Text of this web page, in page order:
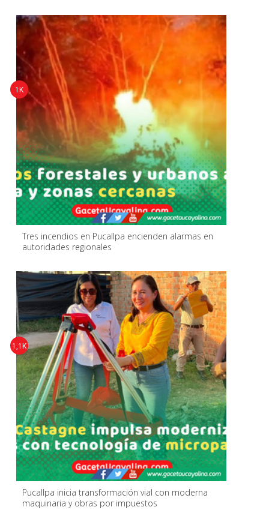
Tres incendios en Pucallpa encienden alarmas en
autoridades regionales
1K
Pucallpa inicia transformación vial con moderna
maquinaria y obras por impuestos
1,1K